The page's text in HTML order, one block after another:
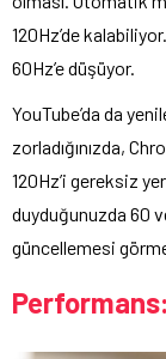
120Hz’de
60Hz’e düşüyor.
YouTube’da da
zorladığınızda,
120Hz’i gereksiz
duyduğunuzda 60
güncellemesi